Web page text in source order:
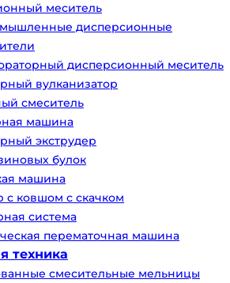
меситель
дисперсионные
дисперсионный меситель
вулканизатор
смеситель
машина
экструдер
булок
машина
с ковшом с скачком
система
перематочная машина
техника
смесительные мельницы